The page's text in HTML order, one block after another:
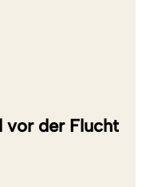
vor der Flucht